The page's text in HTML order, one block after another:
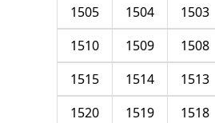
1503
1504
1505
1508
1509
1510
1513
1514
1515
1518
1519
1520